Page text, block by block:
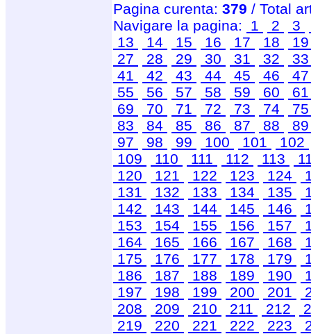
Pagina curenta: 379 / Total
Navigare la pagina:
1 2 3
13
14 15 16 17 18
27
28 29 30 31 32
41
42 43 44 45 46
55
56 57 58 59 60
69
70 71 72 73 74
83
84 85 86 87 88
97
98 99 100 101
102
109
110 111 112 113
120
121 122 123 124
131
132 133 134 135
142
143 144 145 146
153
154 155 156 157
164
165 166 167 168
175
176 177 178 179
186
187 188 189 190
197
198 199 200 201
208
209 210 211 212
219
220 221 222 223